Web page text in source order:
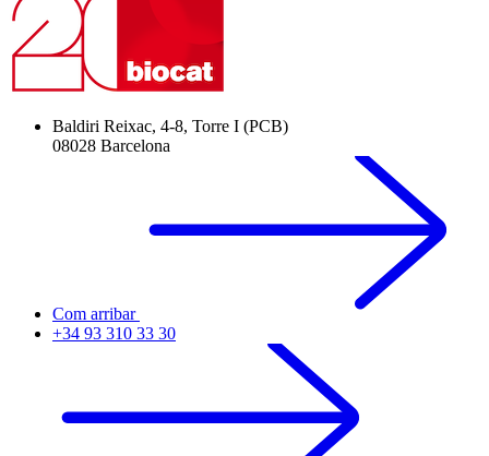
Baldiri Reixac, 4-8, Torre I (PCB)
08028 Barcelona
Com arribar
+34 93 310 33 30